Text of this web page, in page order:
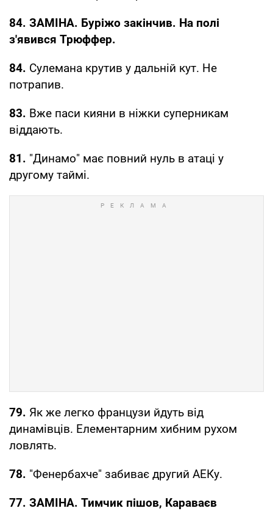
84. ЗАМІНА. Буріжо закінчив. На полі
з'явився Трюффер.
84. Сулемана крутив у дальній кут. Не
потрапив.
83. Вже паси кияни в ніжки суперникам
віддають.
81. "Динамо" має повний нуль в атаці у
другому таймі.
79. Як же легко французи йдуть від
динамівців. Елементарним хибним рухом
ловлять.
78. "Фенербахче" забиває другий АЕКу.
77. ЗАМІНА. Тимчик пішов, Караваєв